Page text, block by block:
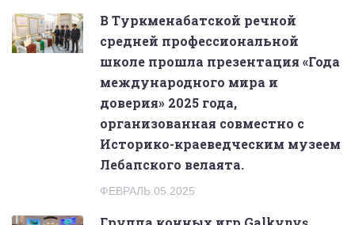
В Туркменабатской речной
средней профессиональной
школе прошла презентация «Года
международного мира и
доверия» 2025 года,
организованная совместно с
Историко-краеведческим музеем
Лебапского велаята.
ФЕВРАЛЬ.05.2025